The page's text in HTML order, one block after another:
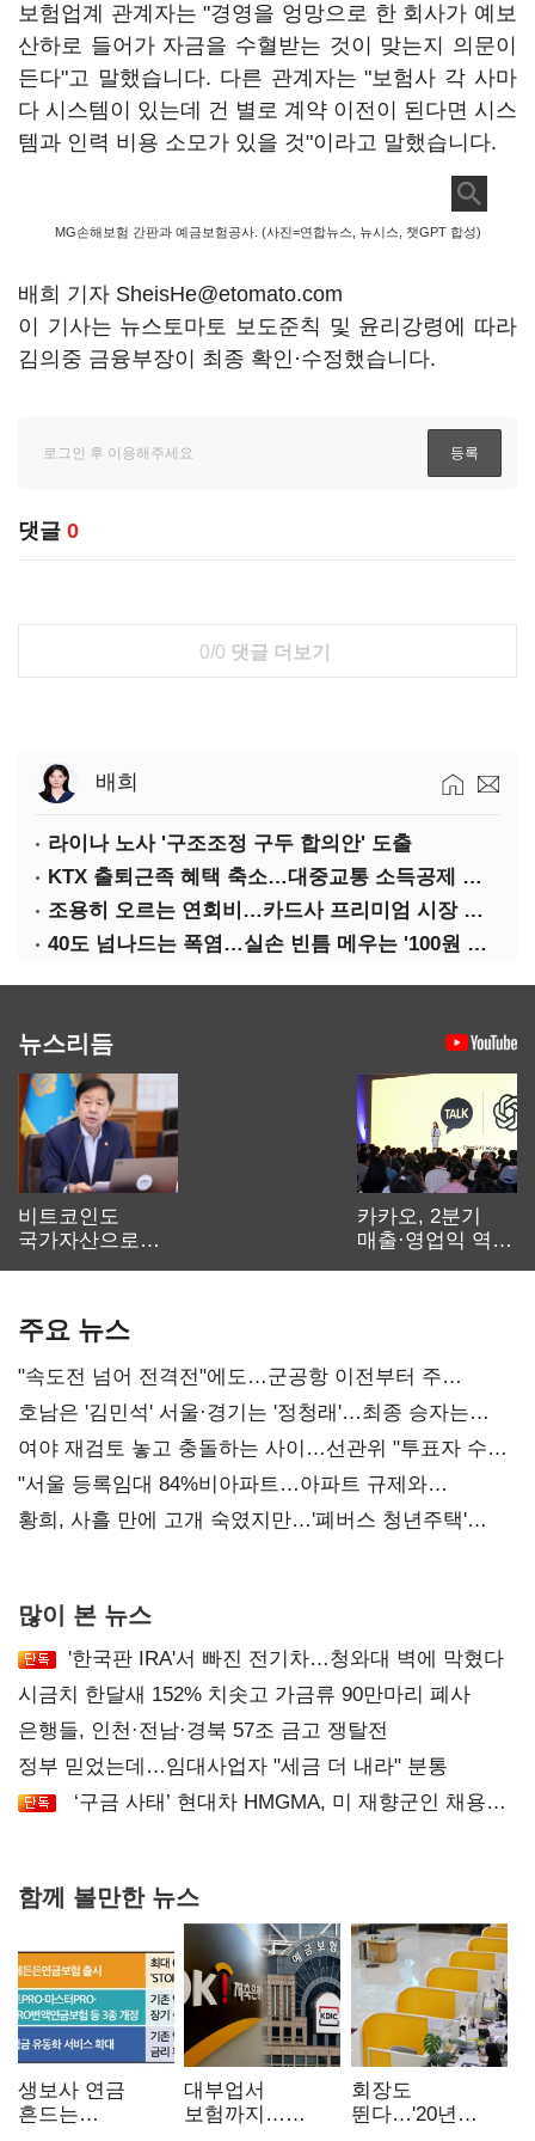
보험업계 관계자는 "경영을 엉망으로 한 회사가 예보
산하로 들어가 자금을 수혈받는 것이 맞는지 의문이
든다"고 말했습니다. 다른 관계자는 "보험사 각 사마
다 시스템이 있는데 건 별로 계약 이전이 된다면 시스
템과 인력 비용 소모가 있을 것"이라고 말했습니다.
MG손해보험 간판과 예금보험공사. (사진=연합뉴스, 뉴시스, 챗GPT 합성)
배희 기자 SheisHe@etomato.com
이 기사는 뉴스토마토 보도준칙 및 윤리강령에 따라
김의중 금융부장이 최종 확인·수정했습니다.
댓글 0
0/0 댓글 더보기
배희
라이나 노사 '구조조정 구두 합의안' 도출
KTX 출퇴근족 혜택 축소…대중교통 소득공제 개편
조용히 오르는 연회비…카드사 프리미엄 시장 정조준
40도 넘나드는 폭염…실손 빈틈 메우는 '100원 미니보험'
뉴스리듬
비트코인도
국가자산으로…'
카카오, 2분기
매출·영업익 역대
주요 뉴스
"속도전 넘어 전격전"에도…군공항 이전부터 주
52시간까지 '뇌관'
호남은 '김민석' 서울·경기는 '정청래'…최종 승자는
'안갯속'
여야 재검토 놓고 충돌하는 사이…선관위 "투표자 수
오차 당연"
"서울 등록임대 84%비아파트…아파트 규제와
달리해야"
황희, 사흘 만에 고개 숙였지만…'폐버스 청년주택'
많이 본 뉴스
'한국판 IRA'서 빠진 전기차…청와대 벽에 막혔다
시금치 한달새 152% 치솟고 가금류 90만마리 폐사
은행들, 인천·전남·경북 57조 금고 쟁탈전
정부 믿었는데…임대사업자 "세금 더 내라" 분통
‘구금 사태’ 현대차 HMGMA, 미 재향군인 채용
함께 볼만한 뉴스
생보사 연금
흔드는
대부업서
보험까지…
회장도
뛴다…'20년